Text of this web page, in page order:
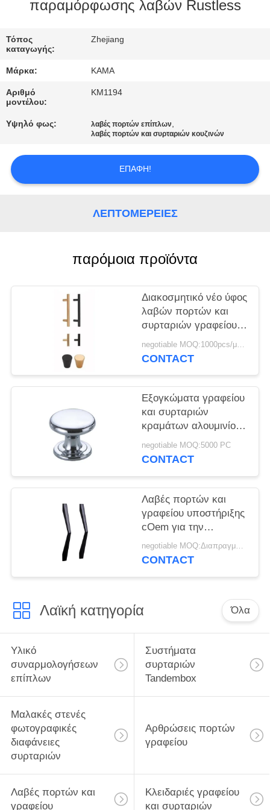
ΈΛΕΓΧΟΣ
ΜΑΣ
ΕΛΆΤΕ
ΕΠΑΦΉ
ΜΕ
ΖΗΤΉΣΤΕ
ΈΝΑ
POLICY
παραμόρφωσης λαβών Rustless
Τόπος
καταγωγής:
Zhejiang
Μάρκα: KAMA
Αριθμό
μοντέλου:
KM1194
Υψηλό φως: λαβές πορτών επίπλων,
λαβές πορτών και συρταριών κουζινών
ΕΠΑΦΉ!
ΛΕΠΤΟΜΈΡΕΙΕΣ
παρόμοια προϊόντα
Διακοσμητικό νέο ύφος
λαβών πορτών και
συρταριών γραφείου
αλουμινίου κουζινών
negotiable MOQ:1000pcs/μέγεθος/χρώμα
CONTACT
Εξογκώματα γραφείου
και συρταριών
κραμάτων αλουμινίου/
εξογκώματα υλικού
επίπλων
negotiable MOQ:5000 PC
CONTACT
Λαβές πορτών και
γραφείου υποστήριξης
cOem για την
πρόληψη πυρκαγιάς
εγχώριας χρήσης
negotiable MOQ:Διαπραγμάτευση
CONTACT
Λαϊκή κατηγορία Όλα
Υλικό
συναρμολογήσεων
επίπλων
Συστήματα
συρταριών
Tandembox
Μαλακές στενές
φωτογραφικές
διαφάνειες
συρταριών
Αρθρώσεις πορτών
γραφείου
Λαβές πορτών και
γραφείου
Κλειδαριές γραφείου
και συρταριών